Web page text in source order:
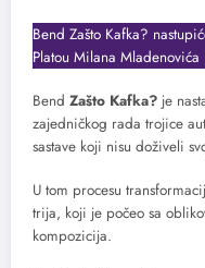
Bend Zašto Kafka?
Platou Milana Mladenovića
Bend Zašto Kafka? je
zajedničkog rada trojice
sastave koji nisu doživeli
U tom procesu
trija, koji je počeo sa
kompozicija.